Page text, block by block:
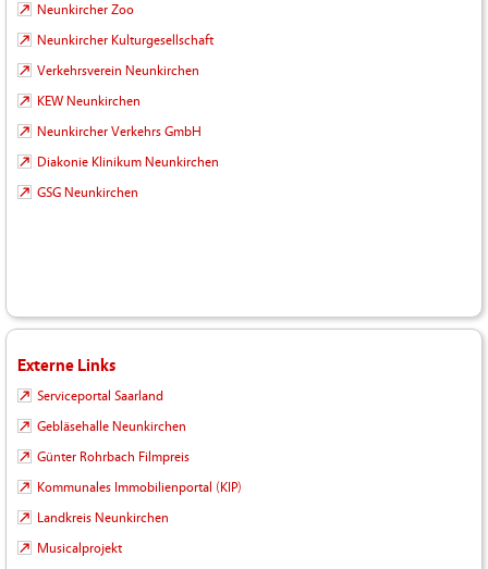
Neunkircher Zoo
Neunkircher Kulturgesellschaft
Verkehrsverein Neunkirchen
KEW Neunkirchen
Neunkircher Verkehrs GmbH
Diakonie Klinikum Neunkirchen
GSG Neunkirchen
Externe Links
Serviceportal Saarland
Gebläsehalle Neunkirchen
Günter Rohrbach Filmpreis
Kommunales Immobilienportal (KIP)
Landkreis Neunkirchen
Musicalprojekt